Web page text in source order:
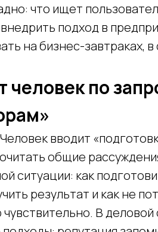
что ищет
подход в
на бизнес-завтраках,
по
вводит
общие
ситуации: как
результат и как не
В деловой